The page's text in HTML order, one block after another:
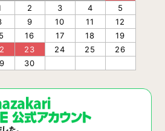
2 3 4
5
9 10 11
12
16 17 18
19
23 24 25
26
30